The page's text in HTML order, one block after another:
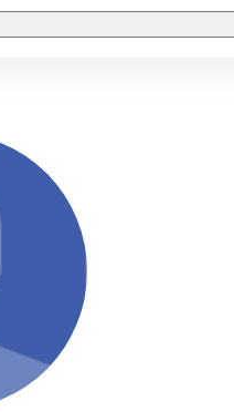
ЕЛЕКТРОННІ
КНИГА В КОМПЛЕКТІ